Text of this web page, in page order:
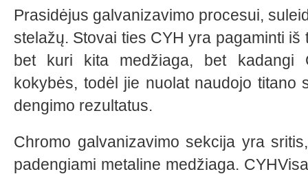
Prasidėjus galvanizavimo procesui,
stelažų. Stovai ties CYH yra pagaminti iš
bet kuri kita medžiaga, bet kadangi
kokybės, todėl jie nuolat naudojo titano
dengimo rezultatus.
Chromo galvanizavimo sekcija yra
padengiami metaline medžiaga. CYH